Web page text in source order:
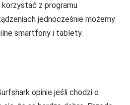
z programu
jednocześnie możemy
smartfony i tablety.
opinie jeśli chodzi o